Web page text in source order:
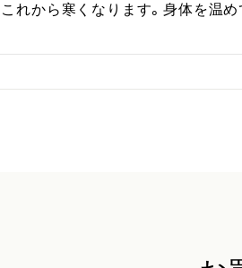
これから寒くなります。身体を温